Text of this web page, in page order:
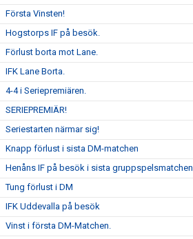
Första Vinsten!
Hogstorps IF på besök.
Förlust borta mot Lane.
IFK Lane Borta.
4-4 i Seriepremiären.
SERIEPREMIÄR!
Seriestarten närmar sig!
Knapp förlust i sista DM-matchen
Henåns IF på besök i sista gruppspelsmatchen
Tung förlust i DM
IFK Uddevalla på besök
Vinst i första DM-Matchen.